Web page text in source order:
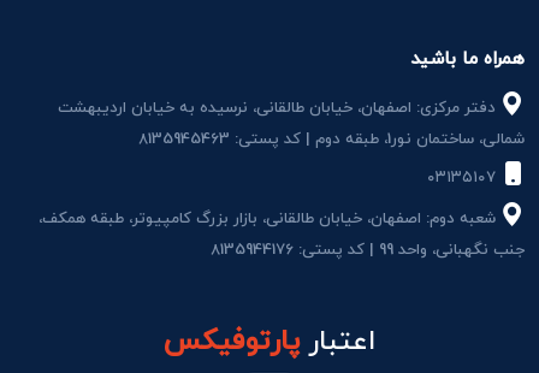
همراه ما باشید
دفتر مرکزی: اصفهان، خیابان طالقانی، نرسیده به خیابان اردیبهشت
شمالی، ساختمان نور1، طبقه دوم | کد پستی: 8135945463
شعبه دوم: اصفهان، خیابان طالقانی، بازار بزرگ کامپیوتر، طبقه همکف،
جنب نگهبانی، واحد 99 | کد پستی: 8135944176
اعتبارپارتوفیکس